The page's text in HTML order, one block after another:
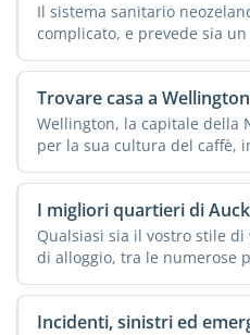
Il sistema sanitario
complicato, e prevede sia
...
Trovare casa a Wellington
Wellington, la capitale della
per la sua cultura del caffè,
I migliori quartieri di
Qualsiasi sia il vostro stile
di alloggio, tra le numerose
Incidenti, sinistri ed